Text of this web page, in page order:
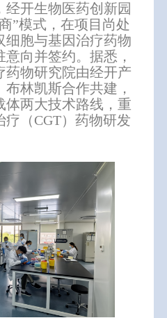
经开生物医药创新园
”模式，在项目尚处
细胞与基因治疗药物
向并签约。据悉，
药物研究院由经开产
布林凯斯合作共建，
体两大技术路线，重
疗（CGT）药物研发